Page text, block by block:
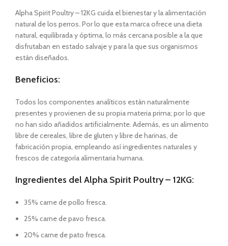
Alpha Spirit Poultry – 12KG cuida el bienestar y la alimentación
natural de los perros.Por lo que esta marca ofrece una dieta
natural, equilibrada y óptima, lo más cercana posible a la que
disfrutaban en estado salvaje y para la que sus organismos
están diseñados.
Beneficios:
Todos los componentes analíticos están naturalmente
presentes y provienen de su propia materia prima; por lo que
no han sido añadidos artificialmente. Además, es un alimento
libre de cereales, libre de gluten y libre de harinas, de
fabricación propia, empleando así ingredientes naturales y
frescos de categoría alimentaria humana.
Ingredientes del Alpha Spirit Poultry – 12KG:
35% carne de pollo fresca.
25% carne de pavo fresca.
20% carne de pato fresca.